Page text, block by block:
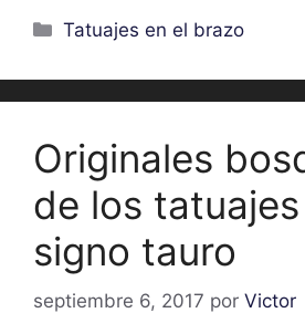
Categorías
Tatuajes en el brazo
Originales
de los
signo tauro
septiembre 6, 2017 por Victor